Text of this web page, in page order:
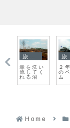
旅日記
２年ぶり
のベトナ
ム
旅日記
ハン
ーが
きだ
Home